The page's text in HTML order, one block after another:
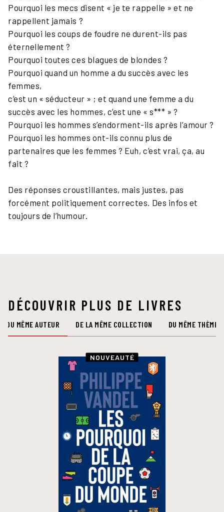
Pourquoi les mecs disent « je te rappelle » et ne
rappellent jamais ?
Pourquoi les coups de foudre ne durent-ils pas
éternellement ?
Pourquoi toutes ces blagues de blondes ?
Pourquoi quand un homme a du succès avec les
femmes,
c’est un « séducteur » ; et quand une femme a du
succès avec les hommes, c’est une « s*** » ?
Pourquoi les hommes s’endorment-ils après l’amour ?
Pourquoi les hommes ont-ils connu plus de
partenaires que les femmes ? Euh, c’est vrai, ça, au
fait ?
Des réponses croustillantes, mais justes, pas
forcément politiquement correctes. Des infos et
toujours de l’humour.
DÉCOUVRIR PLUS DE LIVRES
DU MÊME AUTEUR DE LA MÊME COLLECTION DU MÊME THÈME
NOUVEAUTÉ